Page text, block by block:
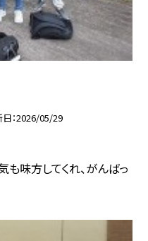
日 2026/05/29
も味方してくれ、がんばっ